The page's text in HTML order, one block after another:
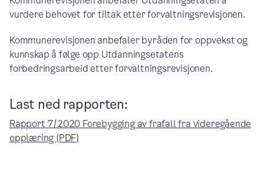
vurdere behovet for tiltak etter forvaltningsrevisjonen.
Kommunerevisjonen anbefaler byråden for oppvekst og
kunnskap å følge opp Utdanningsetatens
forbedringsarbeid etter forvaltningsrevisjonen.
Last ned rapporten:
Rapport 7/2020 Forebygging av frafall fra videregående
opplæring (PDF)